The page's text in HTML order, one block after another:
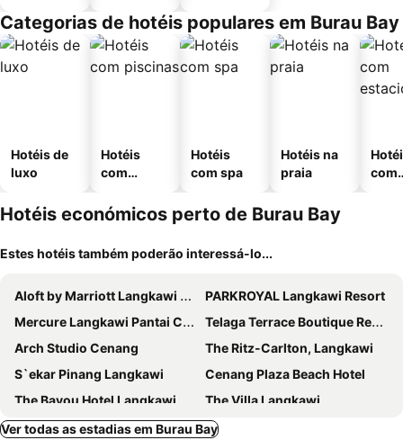
Categorias de hotéis populares em Burau Bay
Hotéis de
luxo
Hotéis
com
Hotéis
com spa
Hotéis na
praia
com
Hotéis económicos perto de Burau Bay
Estes hotéis também poderão interessá-lo...
Aloft by Marriott Langkawi Pantai Tengah
PARKROYAL Langkawi Resort
Mercure Langkawi Pantai Cenang
Telaga Terrace Boutique Resort
Arch Studio Cenang
The Ritz-Carlton, Langkawi
S`ekar Pinang Langkawi
Cenang Plaza Beach Hotel
The Bayou Hotel Langkawi
The Villa Langkawi
Lot 33 Boutique Hotel
Langkawi Lagoon Beach Resort
Ver todas as estadias em Burau Bay